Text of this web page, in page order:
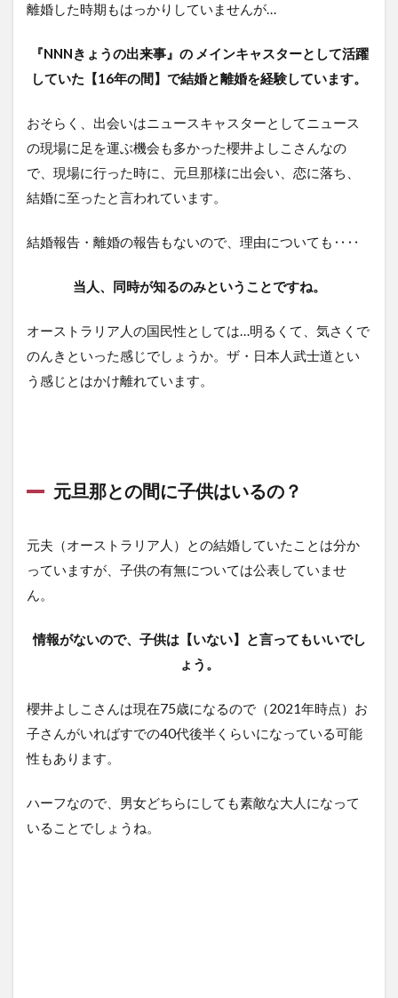
離婚した時期もはっかりしていませんが…
『NNNきょうの出来事』の メインキャスターとして活躍
していた【16年の間】で結婚と離婚を経験しています。
おそらく、出会いはニュースキャスターとしてニュース
の現場に足を運ぶ機会も多かった櫻井よしこさんなの
で、現場に行った時に、元旦那様に出会い、恋に落ち、
結婚に至ったと言われています。
結婚報告・離婚の報告もないので、理由についても‥‥
当人、同時が知るのみということですね。
オーストラリア人の国民性としては…明るくて、気さくで
のんきといった感じでしょうか。ザ・日本人武士道とい
う感じとはかけ離れています。
元旦那との間に子供はいるの？
元夫（オーストラリア人）との結婚していたことは分か
っていますが、子供の有無については公表していませ
ん。
情報がないので、子供は【いない】と言ってもいいでし
ょう。
櫻井よしこさんは現在75歳になるので（2021年時点）お
子さんがいればすでの40代後半くらいになっている可能
性もあります。
ハーフなので、男女どちらにしても素敵な大人になって
いることでしょうね。